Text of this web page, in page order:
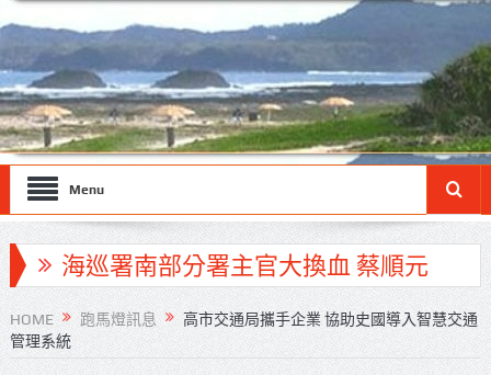
Menu
海巡署南部分署主官大換血 蔡順元
勉提升巡防戰力
北市鮮奶週報再升級！8月31日補助
HOME 跑馬燈訊息
高市交通局攜手企業 協助史國導入智慧交通
管理系統